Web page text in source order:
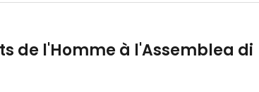
de l'Homme à l'Assemblea di